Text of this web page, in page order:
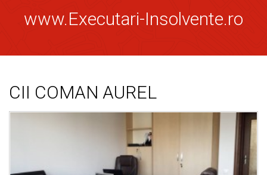
Informatii generale
www.Executari-Insolvente.ro
CII COMAN AUREL